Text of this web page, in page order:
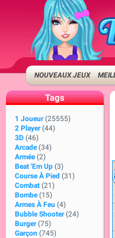
NOUVEAUX JEUX
Tags
1 Joueur (25555)
2 Player (44)
3D (46)
Arcade (34)
Armée (2)
Beat 'Em Up (3)
Course À Pied (31)
Combat (21)
Bombe (15)
Armes À Feu (4)
Bubble Shooter (24)
Burger (75)
Garçon (745)